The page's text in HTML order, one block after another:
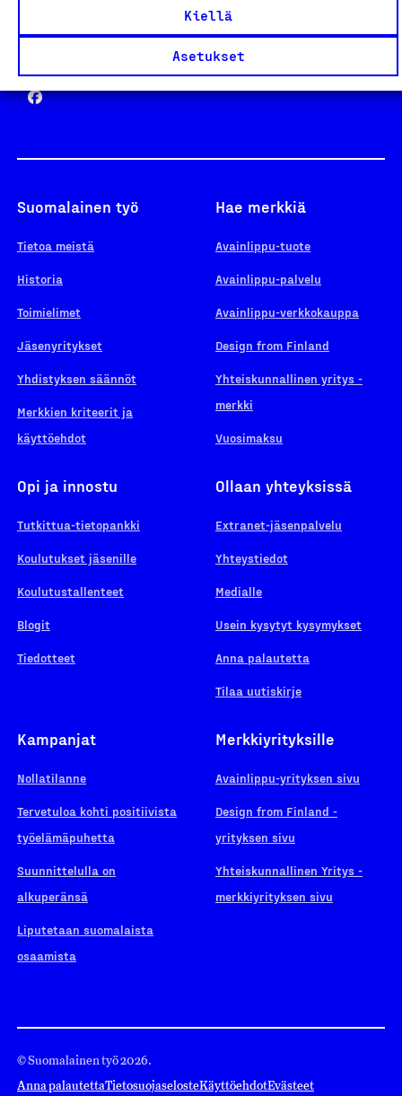
Kiellä
Asetukset
Yhteiskunnallinen Yritys -merkki
Suomalainen työ
Tietoa meistä
Historia
Toimielimet
Jäsenyritykset
Yhdistyksen säännöt
Merkkien kriteerit ja
käyttöehdot
Hae merkkiä
Avainlippu-tuote
Avainlippu-palvelu
Avainlippu-verkkokauppa
Design from Finland
Yhteiskunnallinen yritys -
merkki
Vuosimaksu
Opi ja innostu
Tutkittua-tietopankki
Koulutukset jäsenille
Koulutustallenteet
Blogit
Tiedotteet
Ollaan yhteyksissä
Extranet-jäsenpalvelu
Yhteystiedot
Medialle
Usein kysytyt kysymykset
Anna palautetta
Tilaa uutiskirje
Kampanjat
Nollatilanne
Tervetuloa kohti positiivista
työelämäpuhetta
Suunnittelulla on
alkuperänsä
Liputetaan suomalaista
osaamista
Merkkiyrityksille
Avainlippu-yrityksen sivu
Design from Finland -
yrityksen sivu
Yhteiskunnallinen Yritys -
merkkiyrityksen sivu
© Suomalainen työ 2026.
Anna palautettaTietosuojaselosteKäyttöehdotEvästeet